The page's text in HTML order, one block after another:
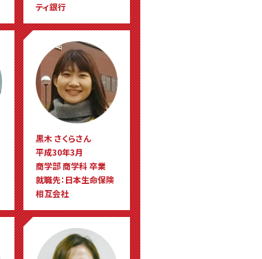
ティ銀行
黒木 さくらさん
平成30年3月
商学部 商学科 卒業
就職先：日本生命保険
相互会社